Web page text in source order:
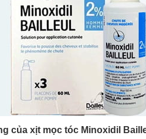
của xịt mọc tóc Minoxidil